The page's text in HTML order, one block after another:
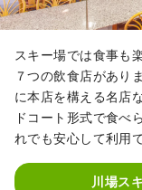
スキー場では食事も
７つの飲食店があり
に本店を構える名店
ドコート形式で食べ
れでも安心して利用
川場ス